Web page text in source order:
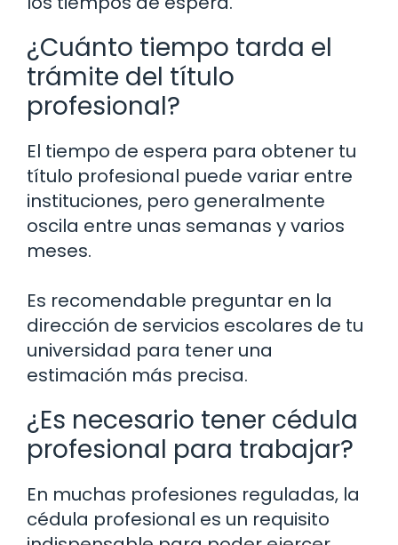
¿Cuánto tiempo tarda el
trámite del título
profesional?
El tiempo de espera para obtener tu
título profesional puede variar entre
instituciones, pero generalmente
oscila entre unas semanas y varios
meses.
Es recomendable preguntar en la
dirección de servicios escolares de tu
universidad para tener una
estimación más precisa.
¿Es necesario tener cédula
profesional para trabajar?
En muchas profesiones reguladas, la
cédula profesional es un requisito